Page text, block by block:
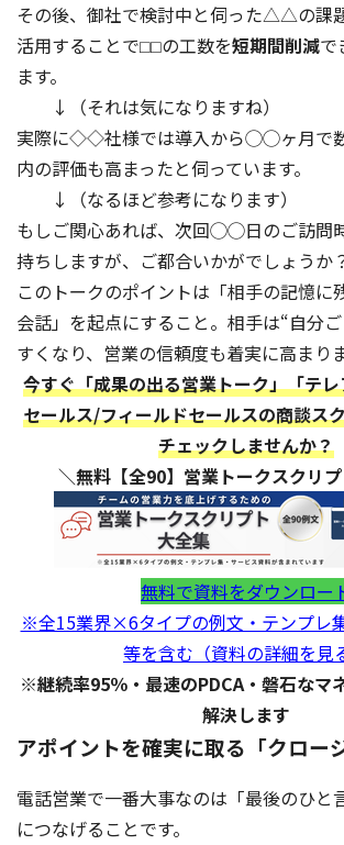
その後、御社で検討中と伺った△△の課
活用することで⬜︎⬜︎の工数を短期間削減で
ます。
↓（それは気になりますね）
実際に◇◇社様では導入から◯◯ヶ月で
内の評価も高まったと伺っています。
↓（なるほど参考になります）
もしご関心あれば、次回◯◯日のご訪問
持ちしますが、ご都合いかがでしょうか
このトークのポイントは「相手の記憶に
会話」を起点にすること。相手は“自分
すくなり、営業の信頼度も着実に高まりま
今すぐ「成果の出る営業トーク」「テ
セールス/フィールドセールスの商談ス
チェックしませんか？
＼無料【全90】営業トークスクリ
無料で資料をダウンロー
※全15業界×6タイプの例文・テンプレ
等を含む（資料の詳細を見
※継続率95％・最速のPDCA・磐石なマ
解決します
アポイントを確実に取る「クロー
電話営業で一番大事なのは「最後のひと
につなげることです。